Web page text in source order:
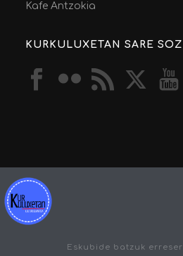
Kafe Antzokia
KURKULUXETAN SARE
Eskubide batzuk